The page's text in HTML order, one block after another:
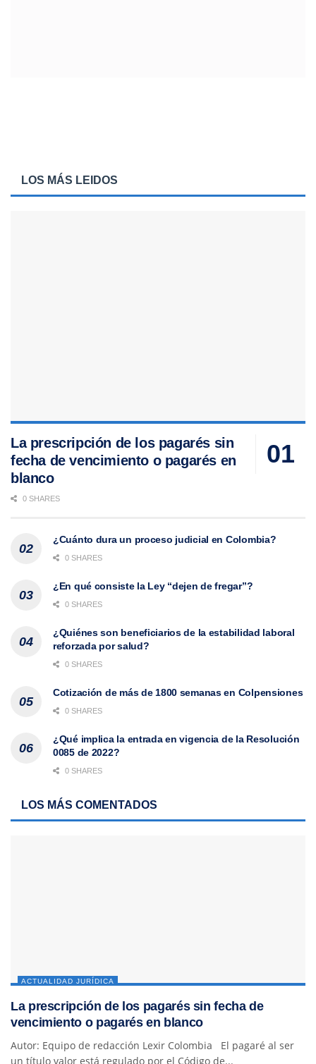
LOS MÁS LEIDOS
La prescripción de los pagarés sin
fecha de vencimiento o pagarés en
blanco
0 SHARES
¿Cuánto dura un proceso judicial en Colombia?
0 SHARES
¿En qué consiste la Ley “dejen de fregar”?
0 SHARES
¿Quiénes son beneficiarios de la estabilidad laboral
reforzada por salud?
0 SHARES
Cotización de más de 1800 semanas en Colpensiones
0 SHARES
¿Qué implica la entrada en vigencia de la Resolución
0085 de 2022?
0 SHARES
LOS MÁS COMENTADOS
ACTUALIDAD JURÍDICA
La prescripción de los pagarés sin fecha de
vencimiento o pagarés en blanco
Autor: Equipo de redacción Lexir Colombia El pagaré al ser
un título valor está regulado por el Código de...